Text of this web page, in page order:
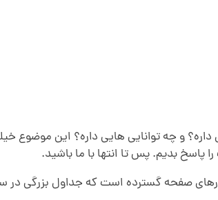
و چه توانایی هایی داره؟ این موضوع
پاسخ بدیم. پس تا انتها با ما باشید.
صفحه گسترده است که جداول بزرگی